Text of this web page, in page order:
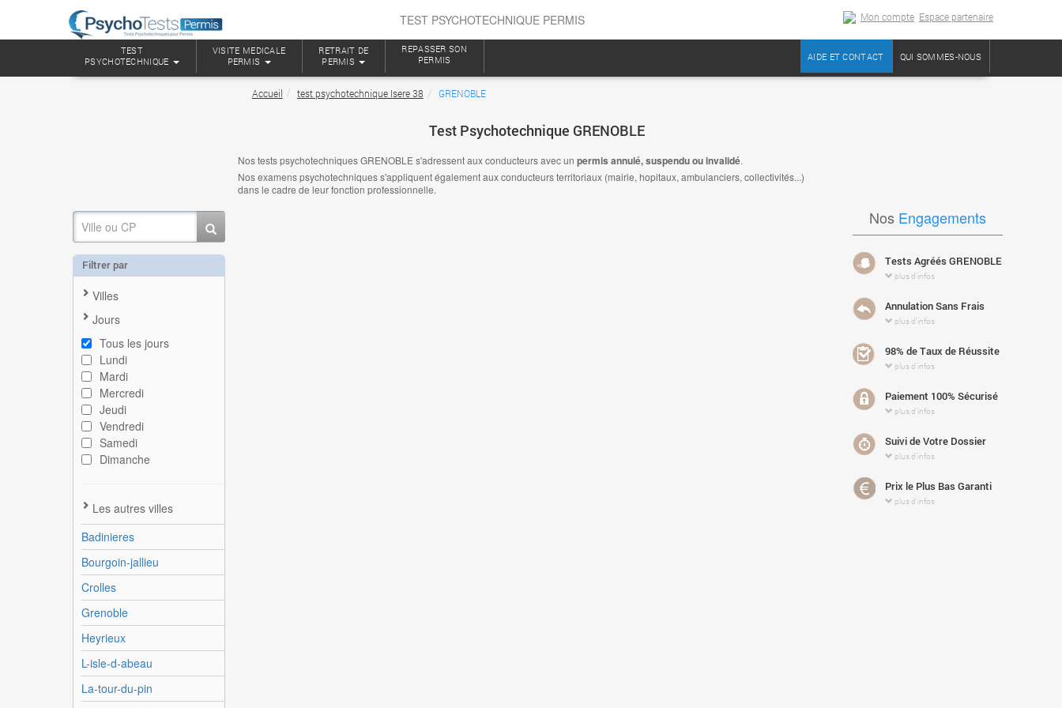
TEST PSYCHOTECHNIQUE PERMIS Mon compte Espace partenaire
TEST
PSYCHOTECHNIQUE
VISITE MEDICALE
PERMIS
RETRAIT DE
PERMIS
REPASSER SON
PERMIS
QUI SOMMES-NOUS
AIDE ET CONTACT
Accueil test psychotechnique Isere 38 GRENOBLE
Filtrer par
Villes
Jours
Tous les jours
Lundi
Mardi
Mercredi
Jeudi
Vendredi
Samedi
Dimanche
Les autres villes
Badinieres
Bourgoin-jallieu
Crolles
Grenoble
Heyrieux
L-isle-d-abeau
La-tour-du-pin
Test Psychotechnique GRENOBLE
Nos tests psychotechniques GRENOBLE s'adressent aux conducteurs avec un permis annulé, suspendu ou invalidé.
Nos examens psychotechniques s'appliquent également aux conducteurs territoriaux (mairie, hopitaux, ambulanciers, collectivités...)
dans le cadre de leur fonction professionnelle.
Nos Engagements
Tests Agréés GRENOBLE
plus d'infos
Annulation Sans Frais
plus d'infos
98% de Taux de Réussite
plus d'infos
Paiement 100% Sécurisé
plus d'infos
Suivi de Votre Dossier
plus d'infos
Prix le Plus Bas Garanti
plus d'infos